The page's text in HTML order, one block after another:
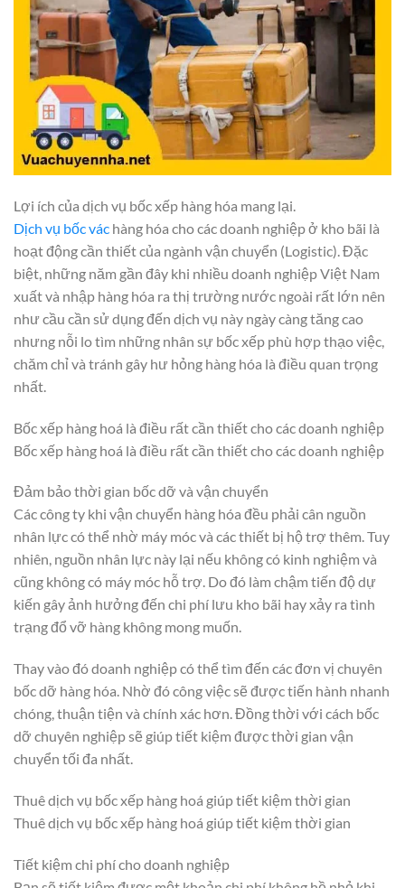
Lợi ích của dịch vụ bốc xếp hàng hóa mang lại.
Dịch vụ bốc vác hàng hóa cho các doanh nghiệp ở kho bãi là
hoạt động cần thiết của ngành vận chuyển (Logistic). Đặc
biệt, những năm gần đây khi nhiều doanh nghiệp Việt Nam
xuất và nhập hàng hóa ra thị trường nước ngoài rất lớn nên
như cầu cần sử dụng đến dịch vụ này ngày càng tăng cao
nhưng nỗi lo tìm những nhân sự bốc xếp phù hợp thạo việc,
chăm chỉ và tránh gây hư hỏng hàng hóa là điều quan trọng
nhất.
Bốc xếp hàng hoá là điều rất cần thiết cho các doanh nghiệp
Bốc xếp hàng hoá là điều rất cần thiết cho các doanh nghiệp
Đảm bảo thời gian bốc dỡ và vận chuyển
Các công ty khi vận chuyển hàng hóa đều phải cân nguồn
nhân lực có thể nhờ máy móc và các thiết bị hộ trợ thêm. Tuy
nhiên, nguồn nhân lực này lại nếu không có kinh nghiệm và
cũng không có máy móc hỗ trợ. Do đó làm chậm tiến độ dự
kiến gây ảnh hưởng đến chi phí lưu kho bãi hay xảy ra tình
trạng đổ vỡ hàng không mong muốn.
Thay vào đó doanh nghiệp có thể tìm đến các đơn vị chuyên
bốc dỡ hàng hóa. Nhờ đó công việc sẽ được tiến hành nhanh
chóng, thuận tiện và chính xác hơn. Đồng thời với cách bốc
dỡ chuyên nghiệp sẽ giúp tiết kiệm được thời gian vận
chuyển tối đa nhất.
Thuê dịch vụ bốc xếp hàng hoá giúp tiết kiệm thời gian
Thuê dịch vụ bốc xếp hàng hoá giúp tiết kiệm thời gian
Tiết kiệm chi phí cho doanh nghiệp